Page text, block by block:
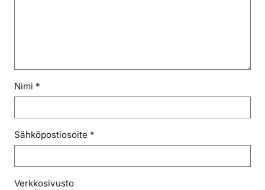
Nimi *
Sähköpostiosoite *
Verkkosivusto